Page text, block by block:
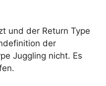
und der Return Type
der
Juggling nicht. Es